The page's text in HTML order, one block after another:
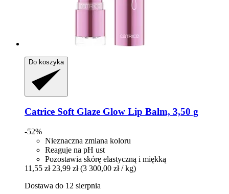
Do koszyka
Catrice Soft Glaze Glow Lip Balm, 3,50 g
-52%
Nieznaczna zmiana koloru
Reaguje na pH ust
Pozostawia skórę elastyczną i miękką
11,55 zł 23,99 zł (3 300,00 zł / kg)
Dostawa do 12 sierpnia